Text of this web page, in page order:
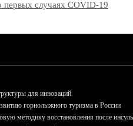
первых случаях COVID-19
для инноваций
горнолыжного туризма в России
методику восстановления после